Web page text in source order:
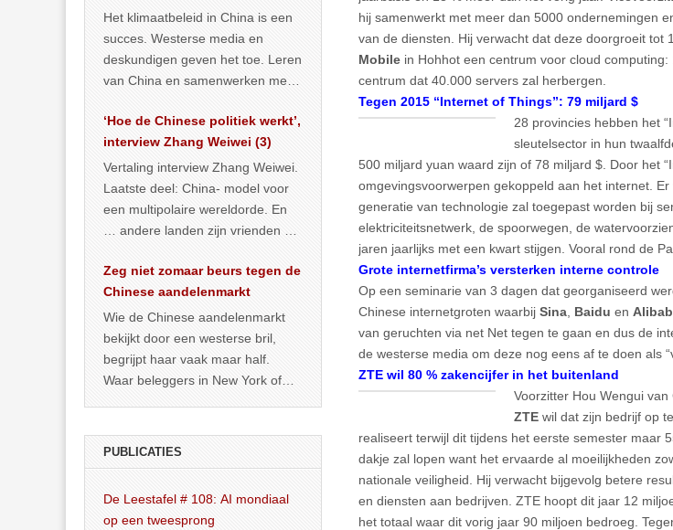
hij samenwerkt met meer dan 5000 ondernemingen
van de diensten. Hij verwacht dat deze doorgroeit
Mobile in Hohhot een centrum voor cloud
centrum dat 40.000 servers zal herbergen.
Tegen 2015 “Internet of Things”: 79 miljard $
28 provincies hebben het
sleutelsector in hun
500 miljard yuan waard zijn of 78 miljard $. Door het
omgevingsvoorwerpen gekoppeld aan het internet.
generatie van technologie zal toegepast worden bij
elektriciteitsnetwerk, de spoorwegen, de
jaren jaarlijks met een kwart stijgen. Vooral rond de
Grote internetfirma’s versterken interne controle
Op een seminarie van 3 dagen dat georganiseerd
Chinese internetgroten waarbij Sina Baidu en
van geruchten via net Net tegen te gaan en dus de
de westerse media om deze nog eens af te doen als
ZTE wil 80 % zakencijfer in het buitenland
Voorzitter Hou Wengui
ZTE wil dat zijn bedrijf op
realiseert terwijl dit tijdens het eerste semester maar
dakje zal lopen want het ervaarde al moeilijkheden
nationale veiligheid. Hij verwacht bijgevolg betere
en diensten aan bedrijven. ZTE hoopt dit jaar 12
het totaal waar dit vorig jaar 90 miljoen bedroeg.
Het klimaatbeleid in China is een
succes. Westerse media en
deskundigen geven het toe. Leren
van China en samenwerken met
… >> lees meer
‘Hoe de Chinese politiek werkt’,
interview Zhang Weiwei (3)
Vertaling interview Zhang Weiwei.
Laatste deel: China- model voor
een multipolaire wereldorde. En
… andere landen zijn vrienden of
Zeg niet zomaar beurs tegen de
Chinese aandelenmarkt
Wie de Chinese aandelenmarkt
bekijkt door een westerse bril,
begrijpt haar vaak maar half.
Waar beleggers in New York of
PUBLICATIES
De Leestafel # 108: AI mondiaal
op een tweesprong